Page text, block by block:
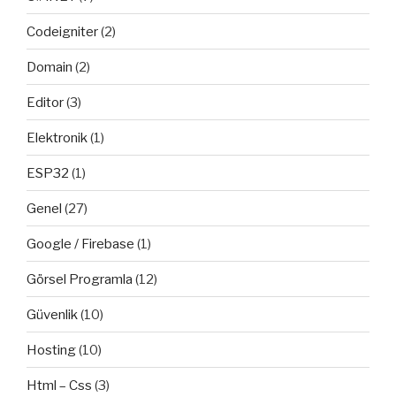
Codeigniter(2)
Domain (2)
Editor(3)
Elektronik(1)
ESP32 (1)
Genel (27)
Google / Firebase (1)
Görsel Programla (12)
Güvenlik(10)
Hosting(10)
Html – Css (3)